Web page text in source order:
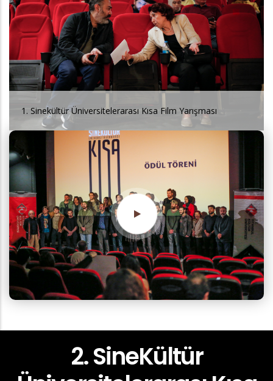
1. Sinekültür Üniversitelerarası Kısa Film Yarışması
2. SineKültür